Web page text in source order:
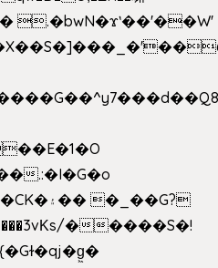
.:�I�G�o
�����S�!